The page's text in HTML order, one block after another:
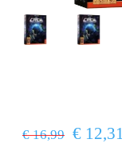
€ 16,99 € 12,31